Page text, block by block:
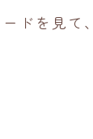
ドを見